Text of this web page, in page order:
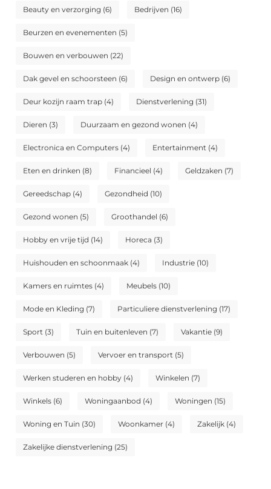
Beauty en verzorging (6) Bedrijven (16)
Beurzen en evenementen (5)
Bouwen en verbouwen (22)
Dak gevel en schoorsteen (6) Design en ontwerp (6)
Deur kozijn raam trap (4) Dienstverlening (31)
Dieren (3) Duurzaam en gezond wonen (4)
Electronica en Computers (4) Entertainment (4)
Eten en drinken (8) Financieel (4) Geldzaken (7)
Gereedschap (4) Gezondheid (10)
Gezond wonen (5) Groothandel (6)
Hobby en vrije tijd (14) Horeca (3)
Huishouden en schoonmaak (4) Industrie (10)
Kamers en ruimtes (4) Meubels (10)
Mode en Kleding (7) Particuliere dienstverlening (17)
Sport (3) Tuin en buitenleven (7) Vakantie (9)
Verbouwen (5) Vervoer en transport (5)
Werken studeren en hobby (4) Winkelen (7)
Winkels (6) Woningaanbod (4) Woningen (15)
Woning en Tuin (30) Woonkamer (4) Zakelijk (4)
Zakelijke dienstverlening (25)